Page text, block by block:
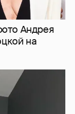
"голых"